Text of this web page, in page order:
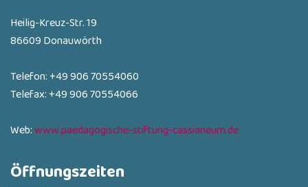
Heilig-Kreuz-Str. 19
86609 Donauwörth
Telefon: +49 906 70554060
Telefax: +49 906 70554066
Web:www.paedagogische-stiftung-cassianeum.de
Öffnungszeiten